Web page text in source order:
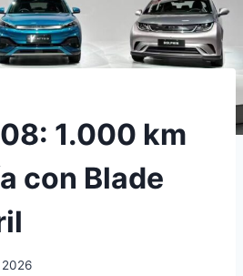
1.000 km
con Blade
2026